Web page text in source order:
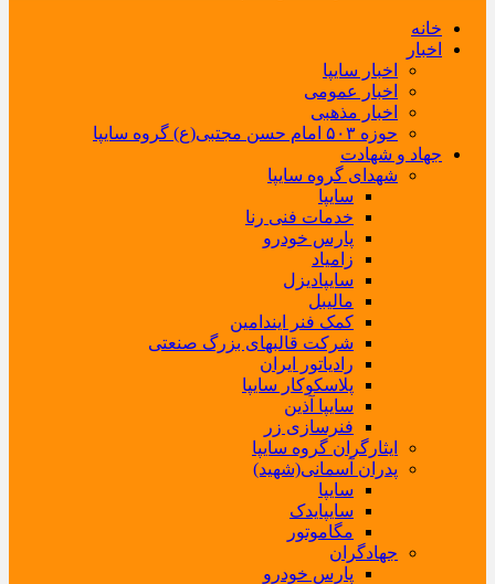
خانه
اخبار
اخبار سایپا
اخبار عمومی
اخبار مذهبی
حوزه ۵۰۳ امام حسن مجتبی(ع) گروه سایپا
جهاد و شهادت
شهدای گروه سایپا
سایپا
خدمات فنی رنا
پارس خودرو
زامیاد
سایپادیزل
مالیبل
کمک فنر ایندامین
شرکت قالبهای بزرگ صنعتی
رادیاتور ایران
پلاسکوکار سایپا
سایپا آذین
فنرسازی زر
ایثارگران گروه سایپا
پدران آسمانی(شهید)
سایپا
سایپایدک
مگاموتور
جهادگران
پارس خودرو